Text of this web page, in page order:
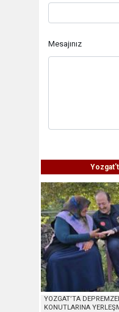
Mesajınız
YOZGAT’TA
KONUTLARINA